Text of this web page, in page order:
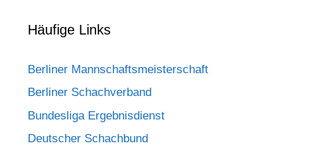
Häufige Links
Berliner Mannschaftsmeisterschaft
Berliner Schachverband
Bundesliga Ergebnisdienst
Deutscher Schachbund